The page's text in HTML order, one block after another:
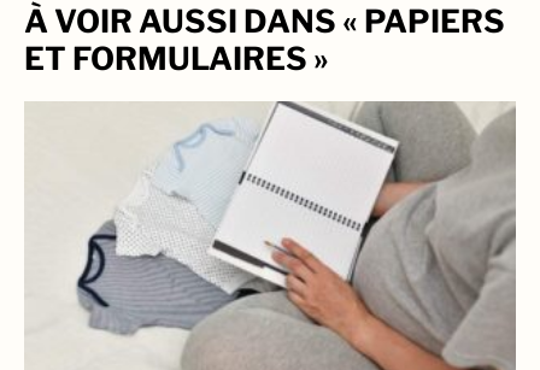
À VOIR AUSSI DANS « PAPIERS
ET FORMULAIRES »